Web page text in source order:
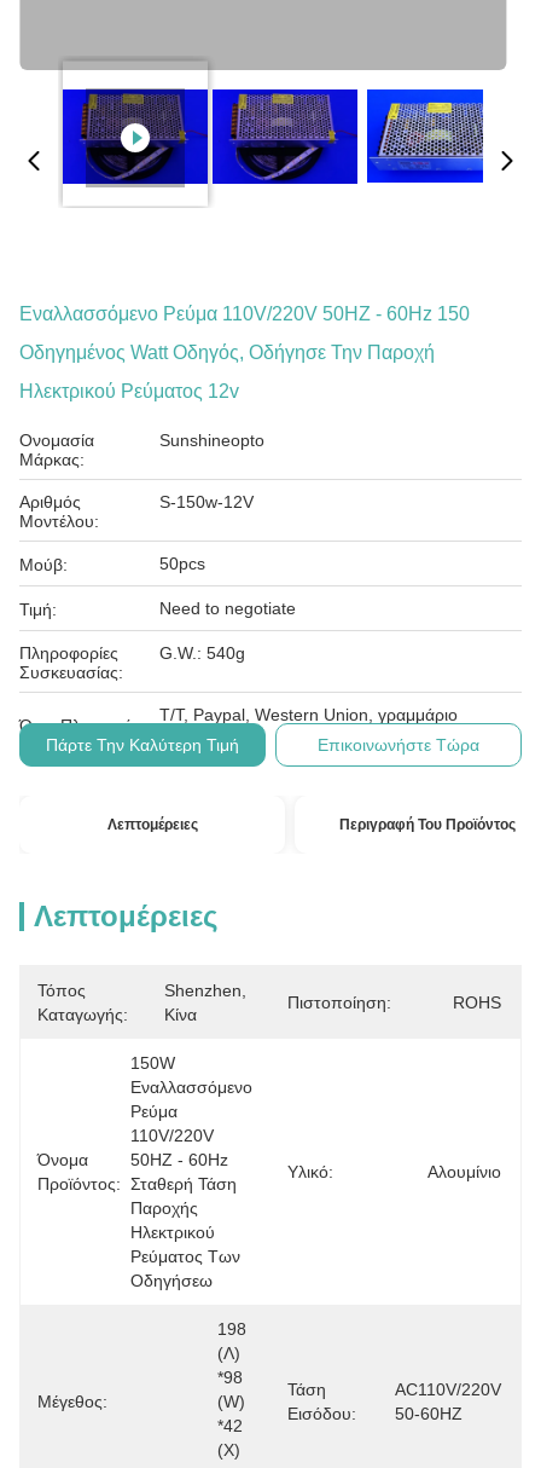
Εναλλασσόμενο Ρεύμα 110V/220V 50HZ - 60Hz 150
Οδηγημένος Watt Οδηγός, Οδήγησε Την Παροχή
Ηλεκτρικού Ρεύματος 12v
Ονομασία
Μάρκας:
Sunshineopto
Αριθμός
Μοντέλου:
S-150w-12V
Μούβ: 50pcs
Τιμή: Need to negotiate
Πληροφορίες
Συσκευασίας:
G.W.: 540g
Όροι Πληρωμής:
T/T, Paypal, Western Union, γραμμάριο
Πάρτε Την Καλύτερη Τιμή Επικοινωνήστε Τώρα
Λεπτομέρειες Περιγραφή Του Προϊόντος
Λεπτομέρειες
Τόπος
Καταγωγής:
Shenzhen,
Κίνα
Πιστοποίηση: ROHS
Όνομα
Προϊόντος:
150W
Εναλλασσόμενο
Ρεύμα
110V/220V
50HZ - 60Hz
Σταθερή Τάση
Παροχής
Ηλεκτρικού
Ρεύματος Των
Οδηγήσεω
Υλικό: Αλουμίνιο
Μέγεθος:
198
(Λ)
*98
(W)
*42
(Χ)
Τάση
Εισόδου:
AC110V/220V
50-60HZ